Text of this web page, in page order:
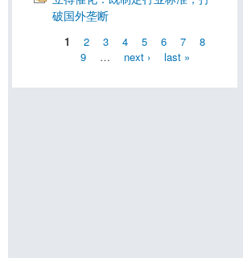
破国外垄断
1 2 3 4 5 6 7
8
9
… next › last »